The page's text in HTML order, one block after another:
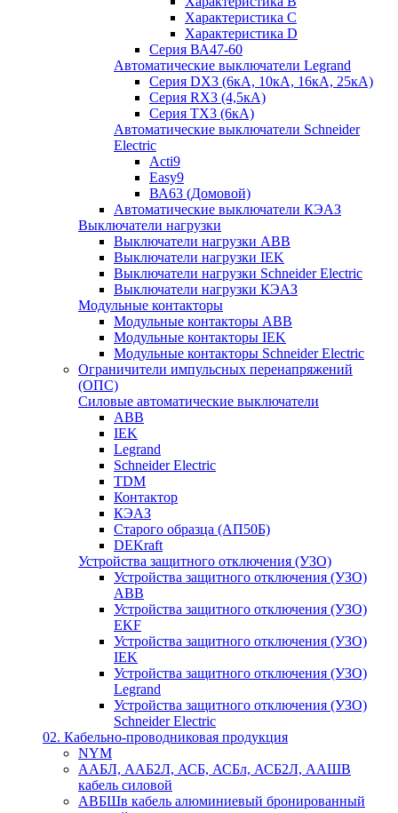
Характеристика C
Характеристика D
Серия ВА47-60
Автоматические выключатели Legrand
Серия DX3 (6кА, 10кА, 16кА, 25кА)
Серия RX3 (4,5кА)
Серия TX3 (6кА)
Автоматические выключатели Schneider
Electric
Acti9
Easy9
ВА63 (Домовой)
Автоматические выключатели КЭАЗ
Выключатели нагрузки
Выключатели нагрузки ABB
Выключатели нагрузки IEK
Выключатели нагрузки Schneider Electric
Выключатели нагрузки КЭАЗ
Модульные контакторы
Модульные контакторы ABB
Модульные контакторы IEK
Модульные контакторы Schneider Electric
Ограничители импульсных перенапряжений
(ОПС)
Силовые автоматические выключатели
ABB
IEK
Legrand
Schneider Electric
TDM
Контактор
КЭАЗ
Старого образца (АП50Б)
DEKraft
Устройства защитного отключения (УЗО)
Устройства защитного отключения (УЗО)
ABB
Устройства защитного отключения (УЗО)
EKF
Устройства защитного отключения (УЗО)
IEK
Устройства защитного отключения (УЗО)
Legrand
Устройства защитного отключения (УЗО)
Schneider Electric
02. Кабельно-проводниковая продукция
NYM
ААБЛ, ААБ2Л, АСБ, АСБл, АСБ2Л, ААШВ
кабель силовой
АВБШв кабель алюминиевый бронированный